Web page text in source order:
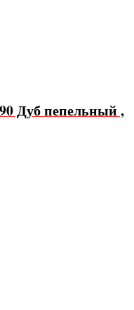
Дуб пепельный ,